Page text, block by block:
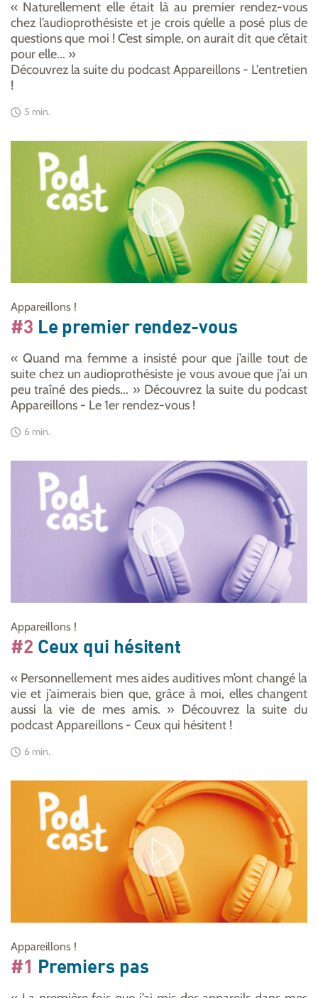
« Naturellement elle était là au premier rendez-vous
chez l’audioprothésiste et je crois qu’elle a posé plus de
questions que moi ! C’est simple, on aurait dit que c’était
pour elle... »
Découvrez la suite du podcast Appareillons - L'entretien
!
5 min.
Appareillons !
#3 Le premier rendez-vous
« Quand ma femme a insisté pour que j’aille tout de
suite chez un audioprothésiste je vous avoue que j’ai un
peu traîné des pieds... » Découvrez la suite du podcast
Appareillons - Le 1er rendez-vous !
6 min.
Appareillons !
#2 Ceux qui hésitent
« Personnellement mes aides auditives m’ont changé la
vie et j’aimerais bien que, grâce à moi, elles changent
aussi la vie de mes amis. » Découvrez la suite du
podcast Appareillons - Ceux qui hésitent !
6 min.
Appareillons !
#1 Premiers pas